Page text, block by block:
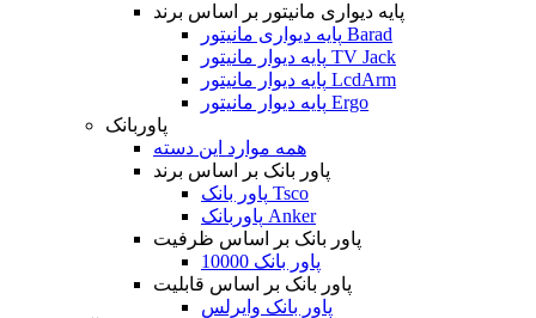
پایه دیواری مانیتور بر اساس برند
پایه دیواری مانیتور Barad
پایه دیوار مانیتور TV Jack
پایه دیوار مانیتور LcdArm
پایه دیوار مانیتور Ergo
پاوربانک
همه موارد این دسته
پاور بانک بر اساس برند
پاور بانک Tsco
پاوربانک Anker
پاور بانک بر اساس ظرفیت
پاور بانک 10000
پاور بانک بر اساس قابلیت
پاور بانک وایرلس